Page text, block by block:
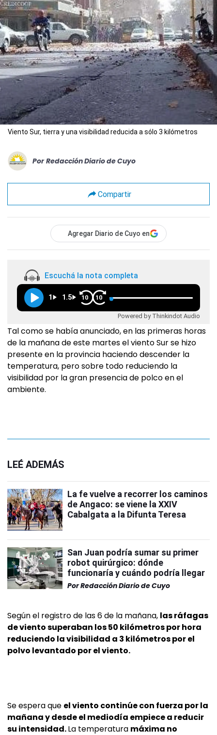
Viento Sur, tierra y una visibilidad reducida a sólo 3 kilómetros
Por Redacción Diario de Cuyo
Compartir
Agregar Diario de Cuyo en
Escuchá la nota completa
1 1.5 10 10
Powered by Thinkindot Audio
Tal como se había anunciado, en las primeras horas
de la mañana de este martes el viento Sur se hizo
presente en la provincia haciendo descender la
temperatura, pero sobre todo reduciendo la
visibilidad por la gran presencia de polco en el
ambiente.
LEÉ ADEMÁS
La fe vuelve a recorrer los caminos
de Angaco: se viene la XXIV
Cabalgata a la Difunta Teresa
San Juan podría sumar su primer
robot quirúrgico: dónde
funcionaría y cuándo podría llegar
PorRedacción Diario de Cuyo
Según el registro de las 6 de la mañana, las ráfagas
de viento superaban los 50 kilómetros por hora
reduciendo la visibilidad a 3 kilómetros por el
polvo levantado por el viento.
Se espera que el viento continúe con fuerza por la
mañana y desde el mediodía empiece a reducir
su intensidad.La temperatura máxima no